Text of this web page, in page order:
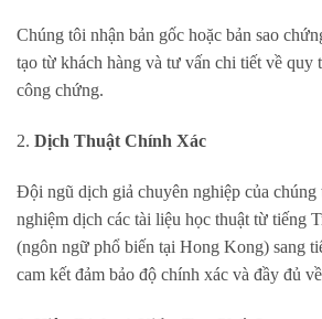
Chúng tôi nhận bản gốc hoặc bản sao
tạo từ khách hàng và tư vấn chi tiết về quy
công chứng.
2. Dịch Thuật Chính Xác
Đội ngũ dịch giả chuyên nghiệp của chúng
nghiệm dịch các tài liệu học thuật từ tiếng
(ngôn ngữ phổ biến tại Hong Kong) sang
cam kết đảm bảo độ chính xác và đầy đủ